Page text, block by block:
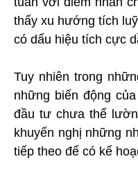
thấy xu hướng tích
có dấu hiệu tích cực
Tuy nhiên trong
những biến động
đầu tư chưa thể
khuyến nghị những
tiếp theo để có kế